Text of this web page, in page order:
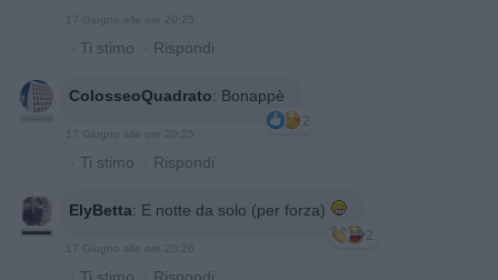
17 Giugno alle ore 20:25
· Ti stimo · Rispondi
ColosseoQuadrato: Bonappè
2
17 Giugno alle ore 20:25
· Ti stimo · Rispondi
ElyBetta: E notte da solo (per forza)
2
17 Giugno alle ore 20:26